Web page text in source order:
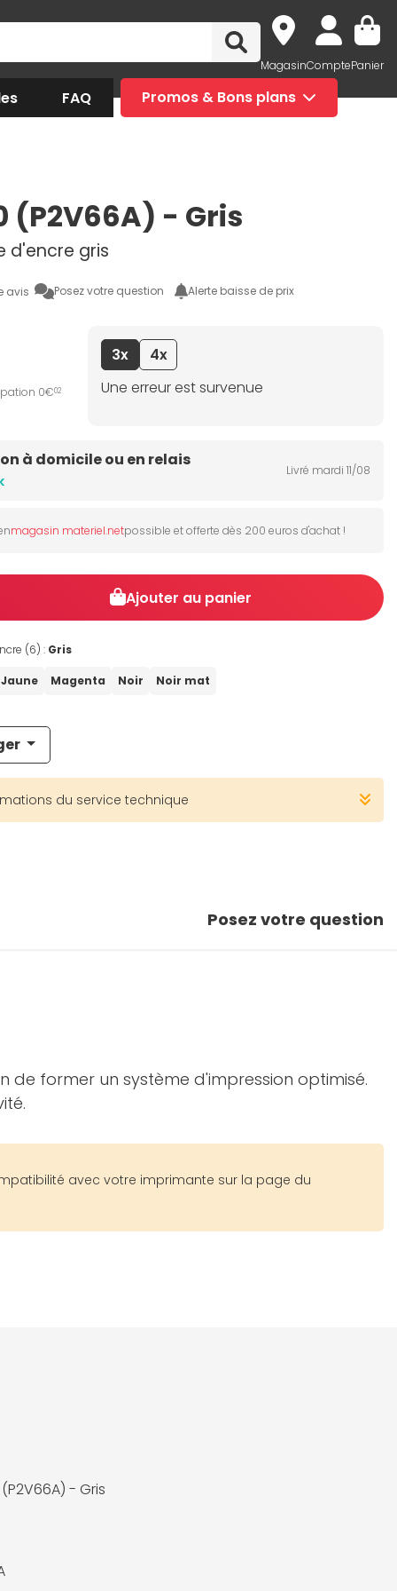
MagasinComptePanier
FAQ Promos & Bons plans
(P2V66A) - Gris
d'encre gris
avis Posez votre question Alerte baisse de prix
0€02
3x
4x
Une erreur est survenue
à domicile ou en relais
Livré mardi 11/08
magasin materiel.netpossible et offerte dès 200 euros d'achat !
Ajouter au panier
(6) : Gris
Jaune Magenta Noir Noir mat
du service technique
Posez votre question
de former un système d'impression optimisé.
avec votre imprimante sur la page du
- Gris